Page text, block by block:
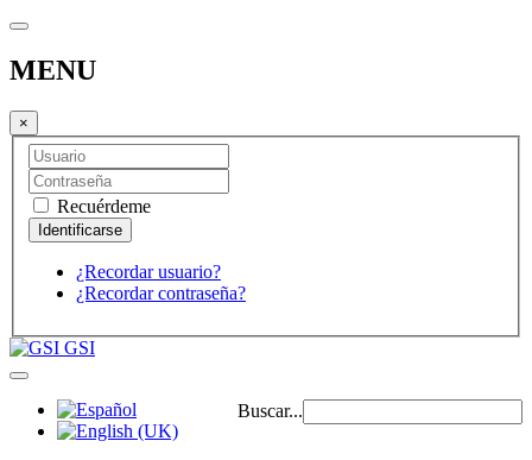
MENU
×
Recuérdeme
¿Recordar usuario?
¿Recordar contraseña?
GSI
Buscar...